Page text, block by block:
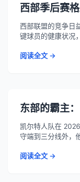
西部季后赛
西部联盟的竞争日
键球员的健康状况
阅读全文 →
东部的霸主
凯尔特人队在
守端到三分线外，
阅读全文 →